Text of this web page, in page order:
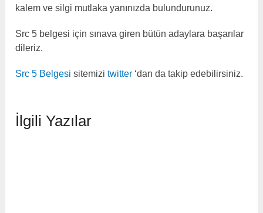
kalem ve silgi mutlaka yanınızda bulundurunuz.
Src 5 belgesi için sınava giren bütün adaylara başarılar
dileriz.
Src 5 Belgesi sitemizitwitter ‘dan da takip edebilirsiniz.
İlgili Yazılar